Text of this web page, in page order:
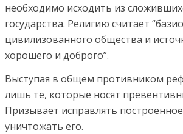
необходимо исходить из
государства. Религию считает
цивилизованного общества и
хорошего и доброго”.
Выступая в общем противником
лишь те, которые носят
Призывает исправлять
уничтожать его.